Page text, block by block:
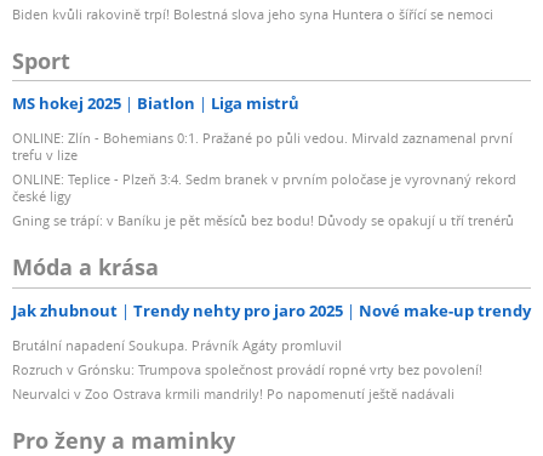
Biden kvůli rakovině trpí! Bolestná slova jeho syna Huntera o šířící se nemoci
Sport
MS hokej 2025 Biatlon Liga mistrů
ONLINE: Zlín - Bohemians 0:1. Pražané po půli vedou. Mirvald zaznamenal první
trefu v lize
ONLINE: Teplice - Plzeň 3:4. Sedm branek v prvním poločase je vyrovnaný rekord
české ligy
Gning se trápí: v Baníku je pět měsíců bez bodu! Důvody se opakují u tří trenérů
Móda a krása
Jak zhubnout Trendy nehty pro jaro 2025 Nové make-up trendy
Brutální napadení Soukupa. Právník Agáty promluvil
Rozruch v Grónsku: Trumpova společnost provádí ropné vrty bez povolení!
Neurvalci v Zoo Ostrava krmili mandrily! Po napomenutí ještě nadávali
Pro ženy a maminky